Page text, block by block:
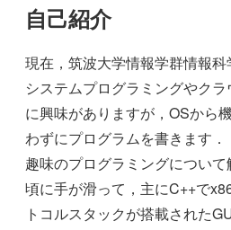
自己紹介
現在，筑波大学情報学群情報
システムプログラミングやク
に興味がありますが，OSから
わずにプログラムを書きます．
趣味のプログラミングについ
頃に手が滑って，主にC++で
トコルスタックが搭載された